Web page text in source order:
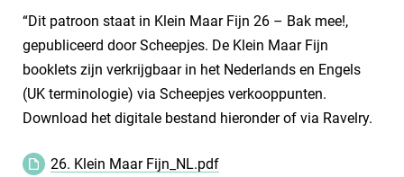
“Dit patroon staat in Klein Maar Fijn 26 – Bak mee!,
gepubliceerd door Scheepjes. De Klein Maar Fijn
booklets zijn verkrijgbaar in het Nederlands en Engels
(UK terminologie) via Scheepjes verkooppunten.
Download het digitale bestand hieronder of via Ravelry.
26. Klein Maar Fijn_NL.pdf